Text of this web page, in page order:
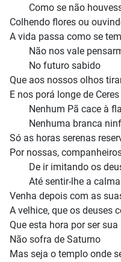
Como se não
Colhendo flores ou
A vida passa como se
Não nos vale
No futuro sabido
Que aos nossos olhos
E nos porá longe de
Nenhum Pã cace à
Nenhuma branca
Só as horas serenas
Por nossas,
De ir imitando os
Até sentir-lhe a
Venha depois com as
A velhice, que os deuses
Que esta hora por ser sua
Não sofra de Saturno
Mas seja o templo onde